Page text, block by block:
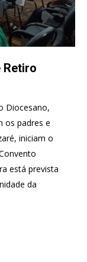
Retiro
Diocesano,
os padres e
iniciam o
está prevista
da